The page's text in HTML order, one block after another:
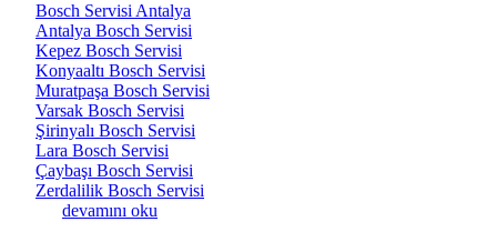
Bosch Servisi Antalya
Antalya Bosch Servisi
Kepez Bosch Servisi
Konyaaltı Bosch Servisi
Muratpaşa Bosch Servisi
Varsak Bosch Servisi
Şirinyalı Bosch Servisi
Lara Bosch Servisi
Çaybaşı Bosch Servisi
Zerdalilik Bosch Servisi
Antalya Bosch Servisi Bosch Beyaz Eşya Servisi - 7/24
devamını oku